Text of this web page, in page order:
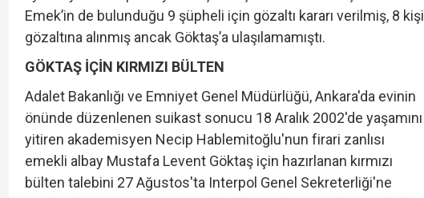
Emek’in de bulunduğu 9 şüpheli için gözaltı kararı verilmiş, 8 kişi
gözaltına alınmış ancak Göktaş’a ulaşılamamıştı.
GÖKTAŞ İÇİN KIRMIZI BÜLTEN
Adalet Bakanlığı ve Emniyet Genel Müdürlüğü, Ankara'da evinin
önünde düzenlenen suikast sonucu 18 Aralık 2002'de yaşamını
yitiren akademisyen Necip Hablemitoğlu'nun firari zanlısı
emekli albay Mustafa Levent Göktaş için hazırlanan kırmızı
bülten talebini 27 Ağustos'ta Interpol Genel Sekreterliği'ne